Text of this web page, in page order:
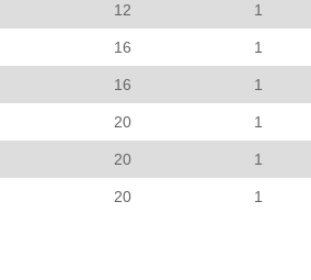
12 1
16 1
16 1
20 1
20 1
20 1